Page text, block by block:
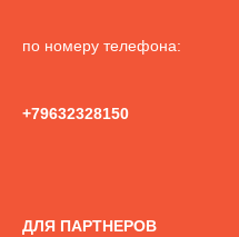
по номеру телефона:
+79632328150
ДЛЯ ПАРТНЕРОВ